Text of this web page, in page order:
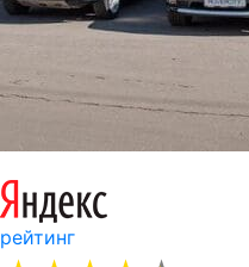
рейтинг